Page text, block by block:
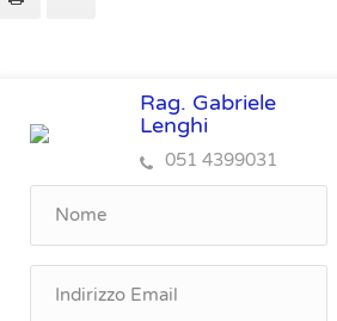
Rag. Gabriele
Lenghi
051 4399031